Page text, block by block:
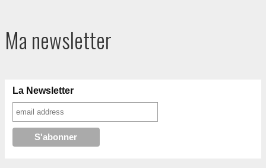
Ma newsletter
La Newsletter